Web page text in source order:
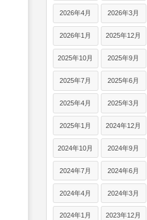
2026年4月 2026年3月
2026年1月 2025年12月
2025年10月 2025年9月
2025年7月 2025年6月
2025年4月 2025年3月
2025年1月 2024年12月
2024年10月 2024年9月
2024年7月 2024年6月
2024年4月 2024年3月
2024年1月 2023年12月